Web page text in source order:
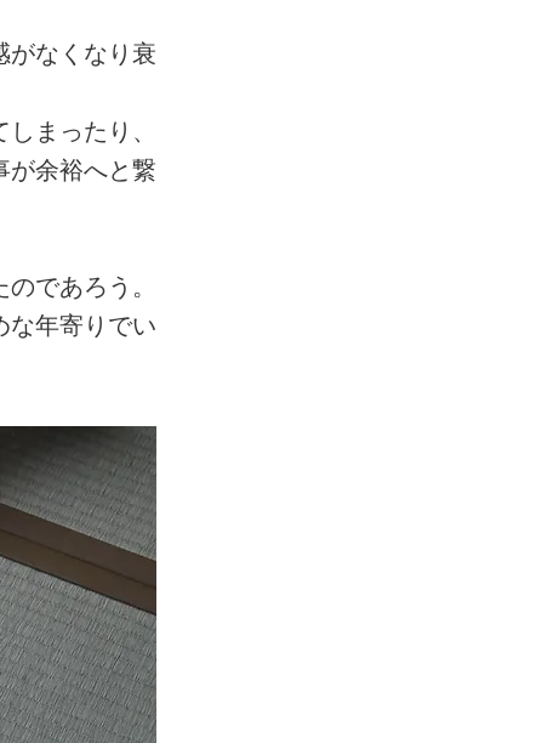
がなくなり衰
まったり、
が余裕へと繋
であろう。
な年寄りでい